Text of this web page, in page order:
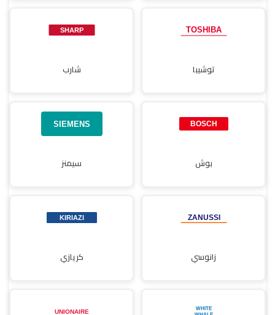
توشيبا شارب
بوش سيمنز
زانوسي كريازي